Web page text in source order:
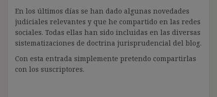
En los últimos días se han dado algunas novedades
judiciales relevantes y que he compartido en las redes
sociales. Todas ellas han sido incluidas en las diversas
sistematizaciones de doctrina jurisprudencial del blog.
Con esta entrada simplemente pretendo compartirlas
con los suscriptores.